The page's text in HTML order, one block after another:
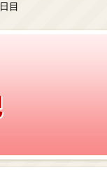
目